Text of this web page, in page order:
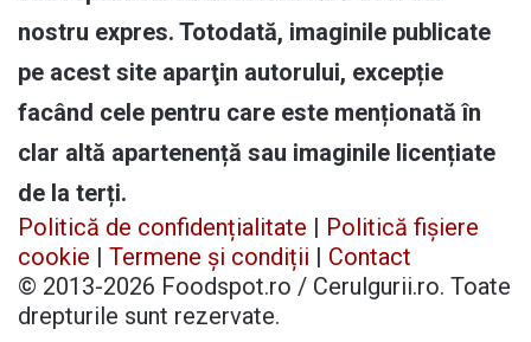
nostru expres. Totodată, imaginile publicate
pe acest site aparţin autorului, excepție
facând cele pentru care este menționată în
clar altă apartenență sau imaginile licențiate
de la terți.
Politică de confidențialitate | Politică fișiere
cookie | Termene și condiții | Contact
© 2013-2026 Foodspot.ro / Cerulgurii.ro. Toate
drepturile sunt rezervate.